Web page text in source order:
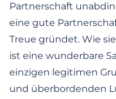
Partnerschaft
eine gute
Treue gründet. Wie
ist eine wunderbare
einzigen legitimen
und überbordenden